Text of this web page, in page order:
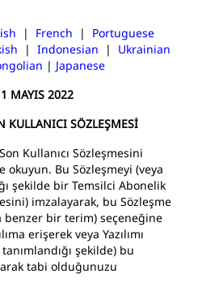
| French | Portuguese
| Indonesian | Ukrainian
| Japanese
MAYIS 2022
KULLANICI SÖZLEŞMESİ
Kullanıcı Sözleşmesini
okuyun. Bu Sözleşmeyi (veya
şekilde bir Temsilci Abonelik
imzalayarak, bu Sözleşme
benzer bir terim) seçeneğine
erişerek veya Yazılımı
şekilde) bu
tabi olduğunuzu